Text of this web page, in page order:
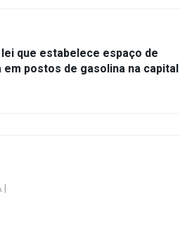
que estabelece espaço de
postos de gasolina na capital
|